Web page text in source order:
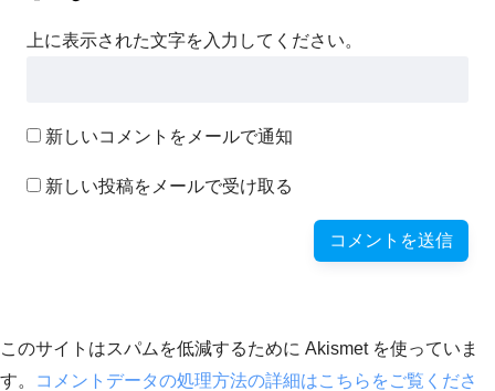
上に表示された文字を入力してください。
新しいコメントをメールで通知
新しい投稿をメールで受け取る
このサイトはスパムを低減するために Akismet を使っていま
す。
コメントデータの処理方法の詳細はこちらをご覧くださ